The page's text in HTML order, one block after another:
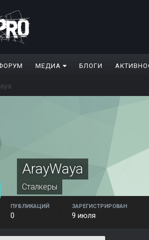
МЕДИА БЛОГИ
ArayWaya
Сталкеры
ПУБЛИКАЦИЙ
0
ЗАРЕГИСТРИРОВАН
9 июля